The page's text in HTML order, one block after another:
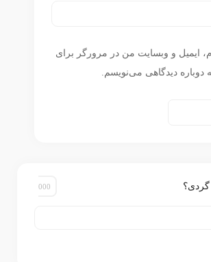
ایمیل و وبسایت من در مرورگر برای
دوباره دیدگاهی می‌نویسم.